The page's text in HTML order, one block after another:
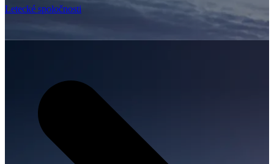
Letecké spoločnosti